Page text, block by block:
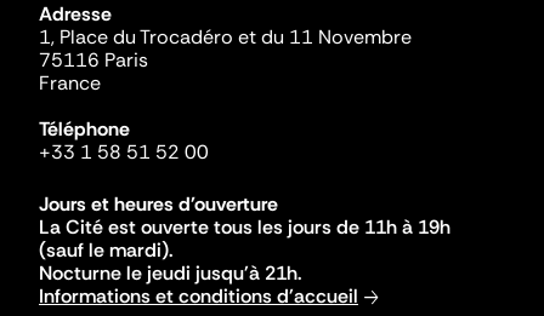
Adresse
1, Place du Trocadéro et du 11 Novembre
75116 Paris
France
Téléphone
+33 1 58 51 52 00
Jours et heures d'ouverture
La Cité est ouverte tous les jours de 11h à 19h
(sauf le mardi).
Nocturne le jeudi jusqu'à 21h.
Informations et conditions d'accueil